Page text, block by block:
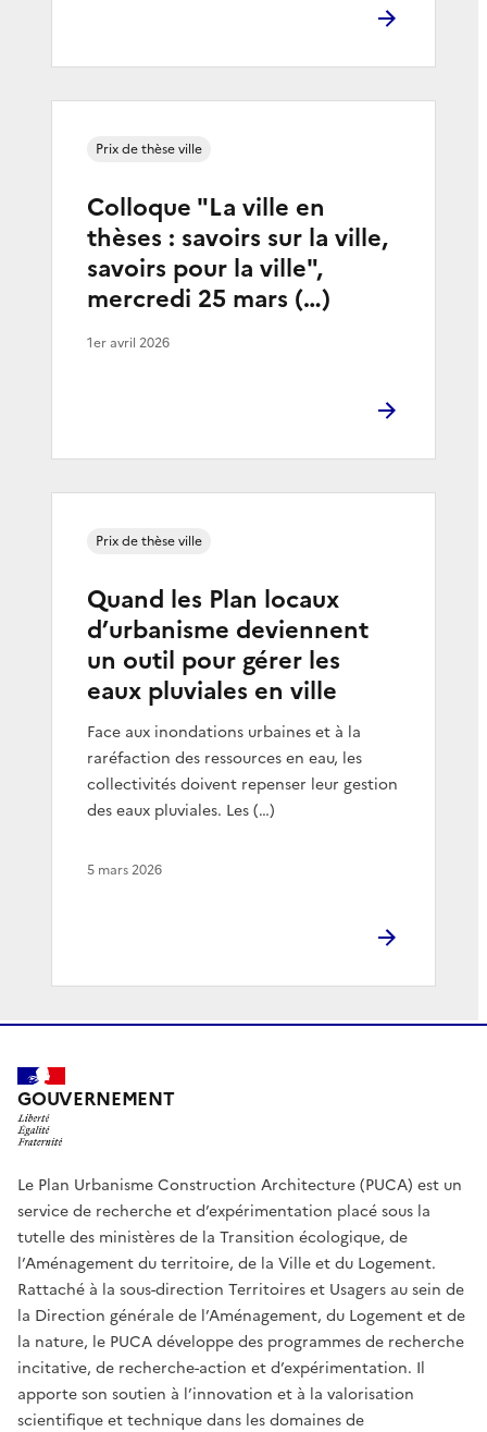
Colloque "La ville en
thèses : savoirs sur la ville,
savoirs pour la ville",
mercredi 25 mars (…)
Prix de thèse ville
1er avril 2026
Quand les Plan locaux
d’urbanisme deviennent
un outil pour gérer les
eaux pluviales en ville
Face aux inondations urbaines et à la
raréfaction des ressources en eau, les
collectivités doivent repenser leur gestion
des eaux pluviales. Les (…)
Prix de thèse ville
5 mars 2026
GOUVERNEMENT
Le Plan Urbanisme Construction Architecture (PUCA) est un
service de recherche et d’expérimentation placé sous la
tutelle des ministères de la Transition écologique, de
l’Aménagement du territoire, de la Ville et du Logement.
Rattaché à la sous-direction Territoires et Usagers au sein de
la Direction générale de l’Aménagement, du Logement et de
la nature, le PUCA développe des programmes de recherche
incitative, de recherche-action et d’expérimentation. Il
apporte son soutien à l’innovation et à la valorisation
scientifique et technique dans les domaines de